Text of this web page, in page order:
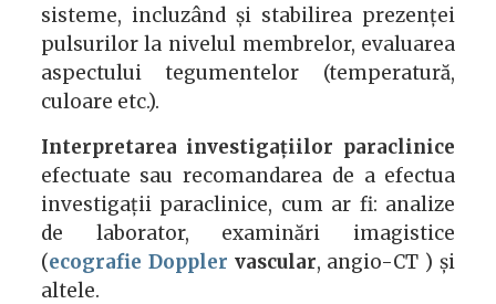
sisteme, incluzând și stabilirea prezenței
pulsurilor la nivelul membrelor, evaluarea
aspectului tegumentelor (temperatură,
culoare etc.).
Interpretarea investigațiilor paraclinice
efectuate sau recomandarea de a efectua
investigații paraclinice, cum ar fi: analize
de laborator, examinări imagistice
(ecografie Doppler vascular, angio-CT ) și
altele.